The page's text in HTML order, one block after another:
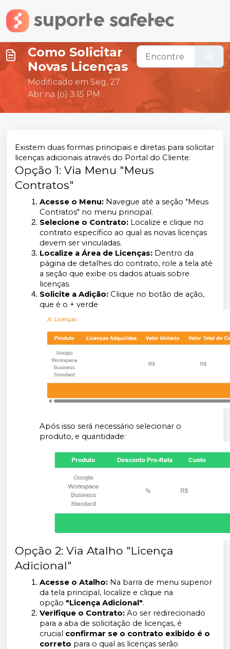
Ir para o conteúdo principal
Como Solicitar
Novas Licenças
Modificado em Seg, 27
Abr na (o) 3:15 PM
Existem duas formas principais e diretas para solicitar
licenças adicionais através do Portal do Cliente:
Opção 1: Via Menu "Meus
Contratos"
Acesse o Menu: Navegue até a seção "Meus
Contratos" no menu principal.
Selecione o Contrato: Localize e clique no
contrato específico ao qual as novas licenças
devem ser vinculadas.
Localize a Área de Licenças: Dentro da
página de detalhes do contrato, role a tela até
a seção que exibe os dados atuais sobre
licenças.
Solicite a Adição: Clique no botão de ação,
que é o + verde
Após isso será necessário selecionar o
produto, e quantidade:
Opção 2: Via Atalho "Licença
Adicional"
Acesse o Atalho: Na barra de menu superior
da tela principal, localize e clique na
opção "Licença Adicional".
Verifique o Contrato: Ao ser redirecionado
para a aba de solicitação de licenças, é
crucial confirmar se o contrato exibido é o
correto para o qual as licenças serão